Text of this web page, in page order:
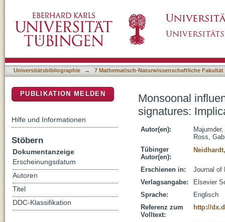
associated arsenic release in groundwater
Universitätsbibliographie → 7 Mathematisch-Naturwissenschaftliche Fakultät
Monsoonal
signatures:
Autor(en):
Ross,
Tübinger
Autor(en):
Erschienen in:
Journal of
Verlagsangabe:
Elsevier
Sprache:
Englisch
Referenz zum
Volltext:
http://
PUBLIKATION MELDEN
Hilfe und Informationen
Stöbern
Dokumentanzeige
Erscheinungsdatum
Autoren
Titel
DDC-Klassifikation